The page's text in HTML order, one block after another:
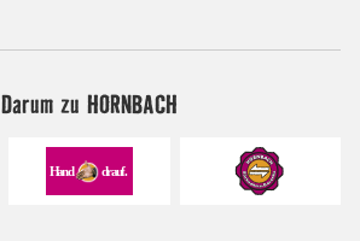
Darum zu HORNBACH